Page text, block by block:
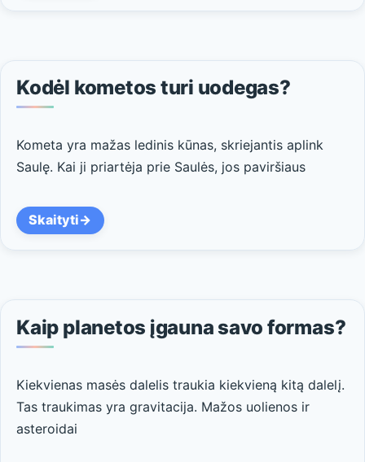
Kodėl kometos turi uodegas?
Kometa yra mažas ledinis kūnas, skriejantis aplink
Saulę. Kai ji priartėja prie Saulės, jos paviršiaus
Skaityti
Kaip planetos įgauna savo formas?
Kiekvienas masės dalelis traukia kiekvieną kitą dalelį.
Tas traukimas yra gravitacija. Mažos uolienos ir
asteroidai